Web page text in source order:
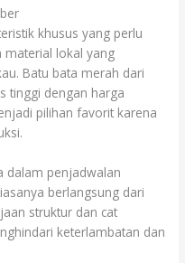
khusus yang perlu
material lokal yang
Batu bata merah dari
tinggi dengan harga
pilihan favorit karena
dalam penjadwalan
berlangsung dari
struktur dan cat
keterlambatan dan